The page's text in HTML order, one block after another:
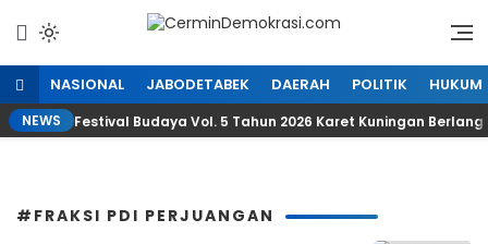
konten
NASIONAL JABODETABEK DAERAH POLITIK HUKUM
NEWS Festival Budaya Vol. 5 Tahun 2026 Karet Kuningan
#FRAKSI PDI PERJUANGAN